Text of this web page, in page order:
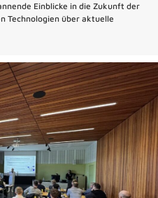
Einblicke in die Zukunft der
Technologien über aktuelle